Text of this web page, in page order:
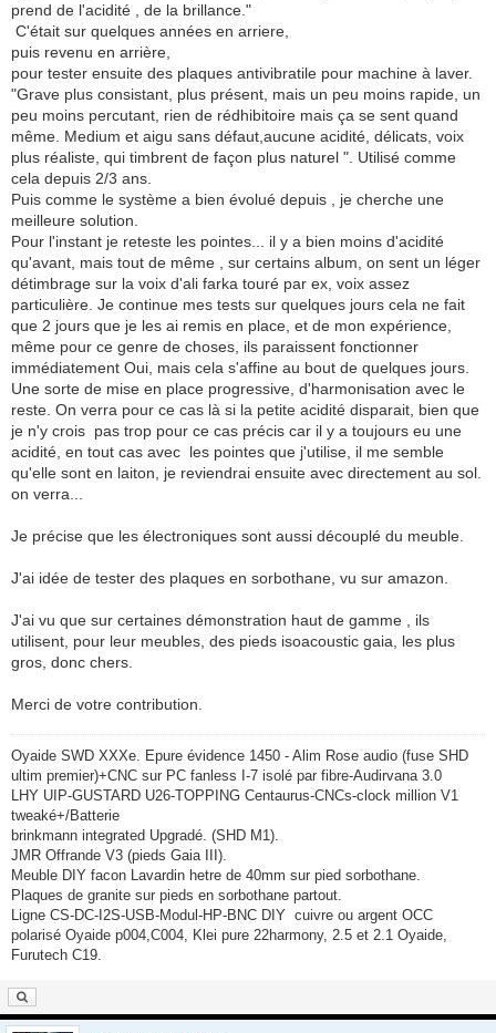
prend de l'acidité , de la brillance."
C'était sur quelques années en arriere,
puis revenu en arrière,
pour tester ensuite des plaques antivibratile pour machine à laver.
"Grave plus consistant, plus présent, mais un peu moins rapide, un
peu moins percutant, rien de rédhibitoire mais ça se sent quand
même. Medium et aigu sans défaut,aucune acidité, délicats, voix
plus réaliste, qui timbrent de façon plus naturel ". Utilisé comme
cela depuis 2/3 ans.
Puis comme le système a bien évolué depuis , je cherche une
meilleure solution.
Pour l'instant je reteste les pointes... il y a bien moins d'acidité
qu'avant, mais tout de même , sur certains album, on sent un léger
détimbrage sur la voix d'ali farka touré par ex, voix assez
particulière. Je continue mes tests sur quelques jours cela ne fait
que 2 jours que je les ai remis en place, et de mon expérience,
même pour ce genre de choses, ils paraissent fonctionner
immédiatement Oui, mais cela s'affine au bout de quelques jours.
Une sorte de mise en place progressive, d'harmonisation avec le
reste. On verra pour ce cas là si la petite acidité disparait, bien que
je n'y crois pas trop pour ce cas précis car il y a toujours eu une
acidité, en tout cas avec les pointes que j'utilise, il me semble
qu'elle sont en laiton, je reviendrai ensuite avec directement au sol.
on verra...
Je précise que les électroniques sont aussi découplé du meuble.
J'ai idée de tester des plaques en sorbothane, vu sur amazon.
J'ai vu que sur certaines démonstration haut de gamme , ils
utilisent, pour leur meubles, des pieds isoacoustic gaia, les plus
gros, donc chers.
Merci de votre contribution.
Oyaide SWD XXXe. Epure évidence 1450 - Alim Rose audio (fuse SHD
ultim premier)+CNC sur PC fanless I-7 isolé par fibre-Audirvana 3.0
LHY UIP-GUSTARD U26-TOPPING Centaurus-CNCs-clock million V1
tweaké+/Batterie
brinkmann integrated Upgradé. (SHD M1).
JMR Offrande V3 (pieds Gaia III).
Meuble DIY facon Lavardin hetre de 40mm sur pied sorbothane.
Plaques de granite sur pieds en sorbothane partout.
Ligne CS-DC-I2S-USB-Modul-HP-BNC DIY cuivre ou argent OCC
polarisé Oyaide p004,C004, Klei pure 22harmony, 2.5 et 2.1 Oyaide,
Furutech C19.